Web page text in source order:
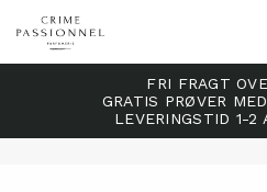
FRI FRAGT
GRATIS PRØVER
LEVERINGSTID 1-2